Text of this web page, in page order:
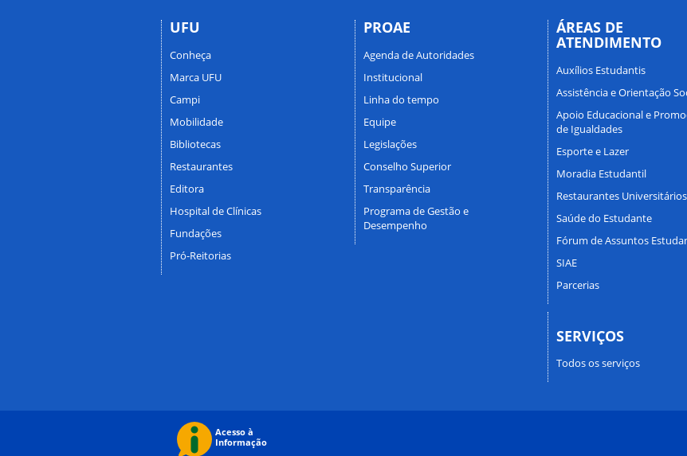
UFU
Conheça
Marca UFU
Campi
Mobilidade
Bibliotecas
Restaurantes
Editora
Hospital de Clínicas
Fundações
Pró-Reitorias
PROAE
Agenda de Autoridades
Institucional
Linha do tempo
Equipe
Legislações
Conselho Superior
Transparência
Programa de Gestão e
Desempenho
ÁREAS DE
ATENDIMENTO
Auxílios Estudantis
Assistência e Orientação
Apoio Educacional e
de Igualdades
Esporte e Lazer
Moradia Estudantil
Restaurantes Universitários
Saúde do Estudante
Fórum de Assuntos
SIAE
Parcerias
SERVIÇOS
Todos os serviços